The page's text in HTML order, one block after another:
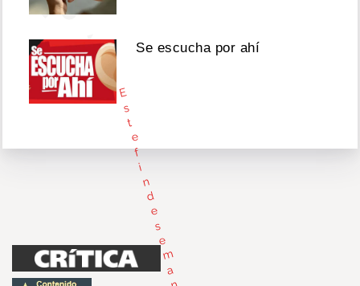
E
s
t
e
f
i
n
d
e
s
e
m
a
Se escucha por ahí